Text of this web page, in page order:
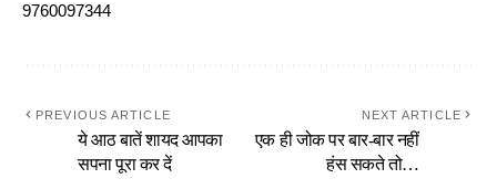
9760097344
PREVIOUS ARTICLE
ये आठ बातें शायद आपका
सपना पूरा कर दें
NEXT ARTICLE
एक ही जोक पर बार-बार नहीं
हंस सकते तो…